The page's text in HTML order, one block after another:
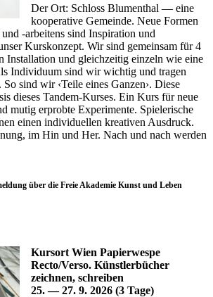
Der Ort: Schloss Blumenthal — eine
kooperative Gemeinde. Neue Formen
-arbeitens sind Inspiration und
Kurskonzept. Wir sind gemeinsam für 4
Installation und gleichzeitig einzeln wie eine
Individuum sind wir wichtig und tragen
sind wir ‹Teile eines Ganzen›. Diese
dieses Tandem-Kurses. Ein Kurs für neue
mutig erprobte Experimente. Spielerische
einen individuellen kreativen Ausdruck.
im Hin und Her. Nach und nach werden
über die Freie Akademie Kunst und Leben
Kursort Wien Papierwespe
Recto/Verso. Künstlerbücher
zeichnen, schreiben
25. — 27. 9. 2026 (3 Tage)